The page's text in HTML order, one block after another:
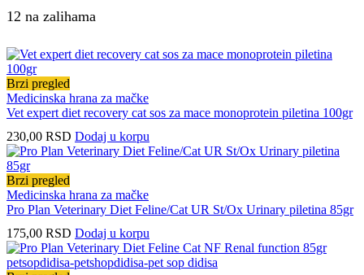
12 na zalihama
Brzi pregled
Medicinska hrana za mačke
Vet expert diet recovery cat sos za mace monoprotein piletina 100gr
230,00 RSD Dodaj u korpu
Brzi pregled
Medicinska hrana za mačke
Pro Plan Veterinary Diet Feline/Cat UR St/Ox Urinary piletina 85gr
175,00 RSD Dodaj u korpu